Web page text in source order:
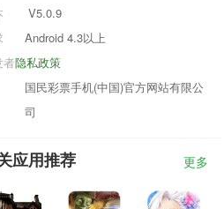
V5.0.9
Android 4.3以上
隐私政策
者
国民彩票手机(中国)官方网站有限公
司
应用推荐 更多